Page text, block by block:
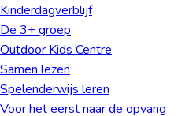
Kinder­dagverblijf
De 3+ groep
Outdoor Kids Centre
Samen lezen
Spelenderwijs leren
Voor het eerst naar de opvang